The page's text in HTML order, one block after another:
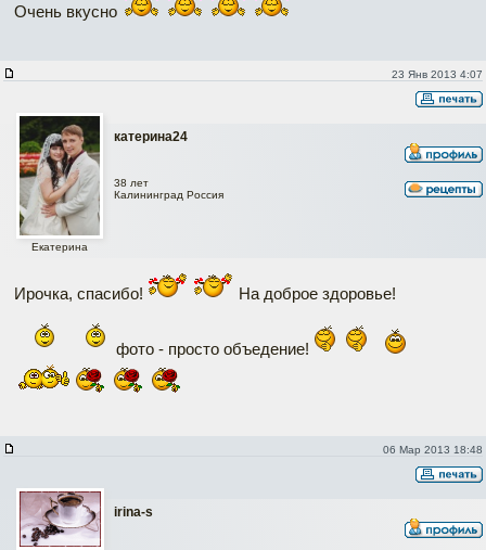
Очень вкусно
23 Янв 2013 4:07
катерина24
Екатерина
38 лет
Калининград Россия
Ирочка, спасибо! На доброе здоровье!
фото - просто объедение!
06 Мар 2013 18:48
irina-s